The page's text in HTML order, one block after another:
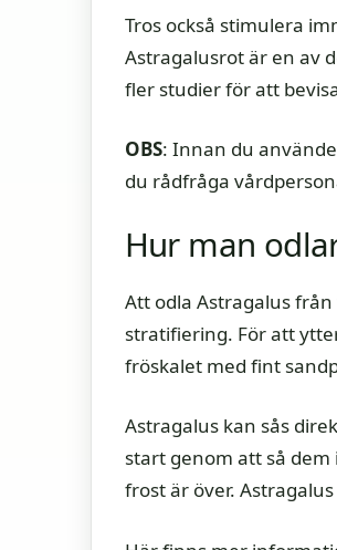
Tros också stimulera
Astragalusrot är en av
fler studier för att
OBS: Innan du
du rådfråga
Hur man
Att odla Astragalus
stratifiering. För att
fröskalet med fint
Astragalus kan sås
start genom att så
frost är över.